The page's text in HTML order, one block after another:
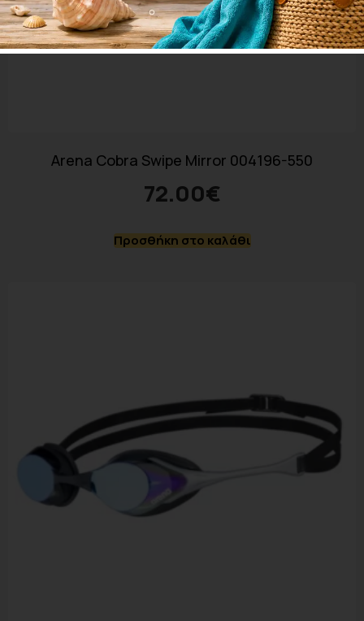
Arena Cobra Swipe Mirror 004196-550
72.00€
Προσθήκη στο καλάθι